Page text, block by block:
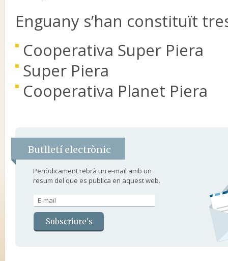
Enguany s’han constituït
Cooperativa Super Piera
Super Piera
Cooperativa Planet Piera
Butlletí electrònic
Periòdicament rebrà un e-mail amb un
resum del que es publica en aquest web.